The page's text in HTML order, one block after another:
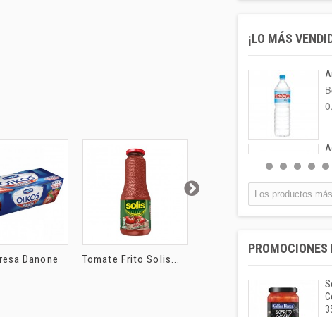
Danone Tomate Frito Solis...
¡LO MÁS
Los productos
PROMOCIONES